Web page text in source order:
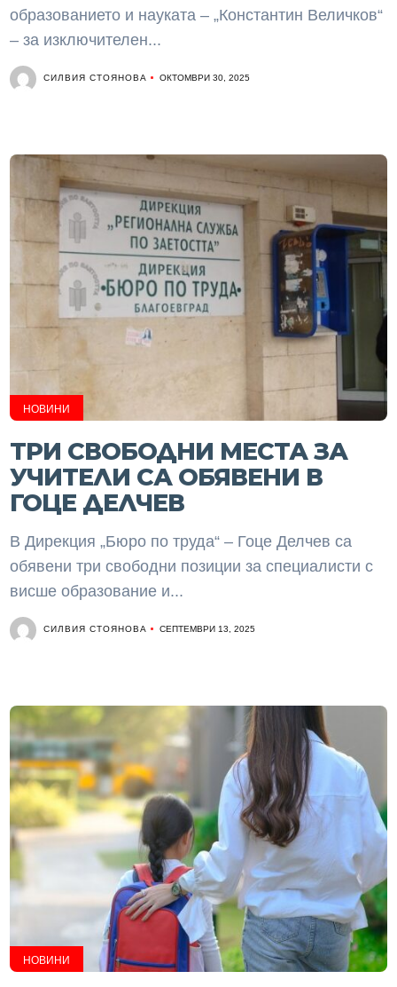
образованието и науката – „Константин Величков“
– за изключителен...
СИЛВИЯ СТОЯНОВА ОКТОМВРИ 30, 2025
НОВИНИ
ТРИ СВОБОДНИ МЕСТА ЗА
УЧИТЕЛИ СА ОБЯВЕНИ В
ГОЦЕ ДЕЛЧЕВ
В Дирекция „Бюро по труда“ – Гоце Делчев са
обявени три свободни позиции за специалисти с
висше образование и...
СИЛВИЯ СТОЯНОВА СЕПТЕМВРИ 13, 2025
НОВИНИ